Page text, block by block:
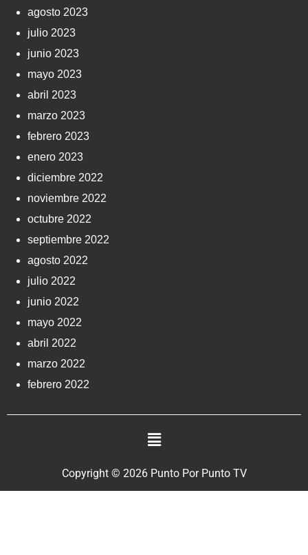
agosto 2023
julio 2023
junio 2023
mayo 2023
abril 2023
marzo 2023
febrero 2023
enero 2023
diciembre 2022
noviembre 2022
octubre 2022
septiembre 2022
agosto 2022
julio 2022
junio 2022
mayo 2022
abril 2022
marzo 2022
febrero 2022
Copyright © 2026 Punto Por Punto TV